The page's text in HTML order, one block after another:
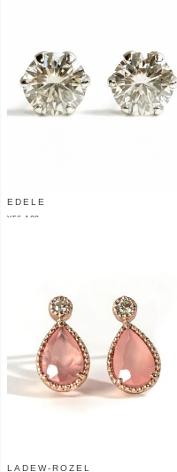
EDELE
¥56,100
LADEW-ROZEL